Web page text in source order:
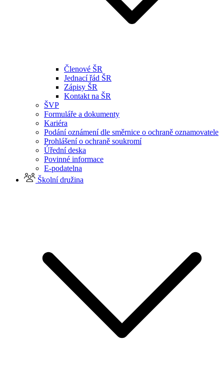
Členové ŠR
Jednací řád ŠR
Zápisy ŠR
Kontakt na ŠR
ŠVP
Formuláře a dokumenty
Kariéra
Podání oznámení dle směrnice o ochraně oznamovatele
Prohlášení o ochraně soukromí
Úřední deska
Povinné informace
E-podatelna
Školní družina